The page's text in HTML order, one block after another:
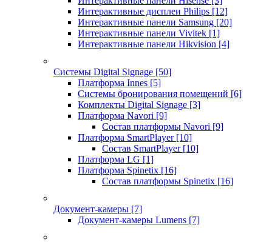
Интерактивные дисплеи Philips [12]
Интерактивные панели Samsung [20]
Интерактивные панели Vivitek [1]
Интерактивные панели Hikvision [4]
Системы Digital Signage [50]
Платформа Innes [5]
Системы бронирования помещений [6]
Комплекты Digital Signage [3]
Платформа Navori [9]
Состав платформы Navori [9]
Платформа SmartPlayer [10]
Состав SmartPlayer [10]
Платформа LG [1]
Платформа Spinetix [16]
Состав платформы Spinetix [16]
Документ-камеры [7]
Документ-камеры Lumens [7]